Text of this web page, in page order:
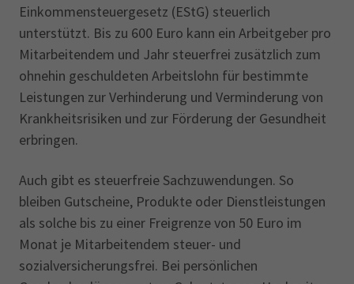
Einkommensteuergesetz (EStG) steuerlich
unterstützt. Bis zu 600 Euro kann ein Arbeitgeber pro
Mitarbeitendem und Jahr steuerfrei zusätzlich zum
ohnehin geschuldeten Arbeitslohn für bestimmte
Leistungen zur Verhinderung und Verminderung von
Krankheitsrisiken und zur Förderung der Gesundheit
erbringen.
Auch gibt es steuerfreie Sachzuwendungen. So
bleiben Gutscheine, Produkte oder Dienstleistungen
als solche bis zu einer Freigrenze von 50 Euro im
Monat je Mitarbeitendem steuer- und
sozialversicherungsfrei. Bei persönlichen